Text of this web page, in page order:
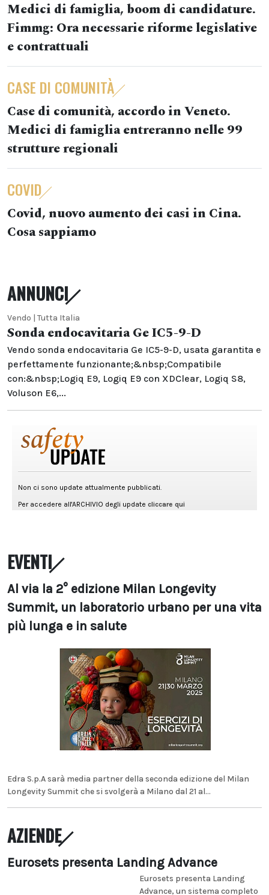
Medici di famiglia, boom di candidature.
Fimmg: Ora necessarie riforme legislative
e contrattuali
CASE DI COMUNITÀ
Case di comunità, accordo in Veneto.
Medici di famiglia entreranno nelle 99
strutture regionali
COVID
Covid, nuovo aumento dei casi in Cina.
Cosa sappiamo
ANNUNCI
Vendo | Tutta Italia
Sonda endocavitaria Ge IC5-9-D
Vendo sonda endocavitaria Ge IC5-9-D, usata garantita e
perfettamente funzionante;&nbsp;Compatibile
con:&nbsp;Logiq E9, Logiq E9 con XDClear, Logiq S8,
Voluson E6,...
EVENTI
Al via la 2° edizione Milan Longevity
Summit, un laboratorio urbano per una vita
più lunga e in salute
Edra S.p.A sarà media partner della seconda edizione del Milan
Longevity Summit che si svolgerà a Milano dal 21 al...
AZIENDE
Eurosets presenta Landing Advance
Eurosets presenta Landing
Advance, un sistema completo